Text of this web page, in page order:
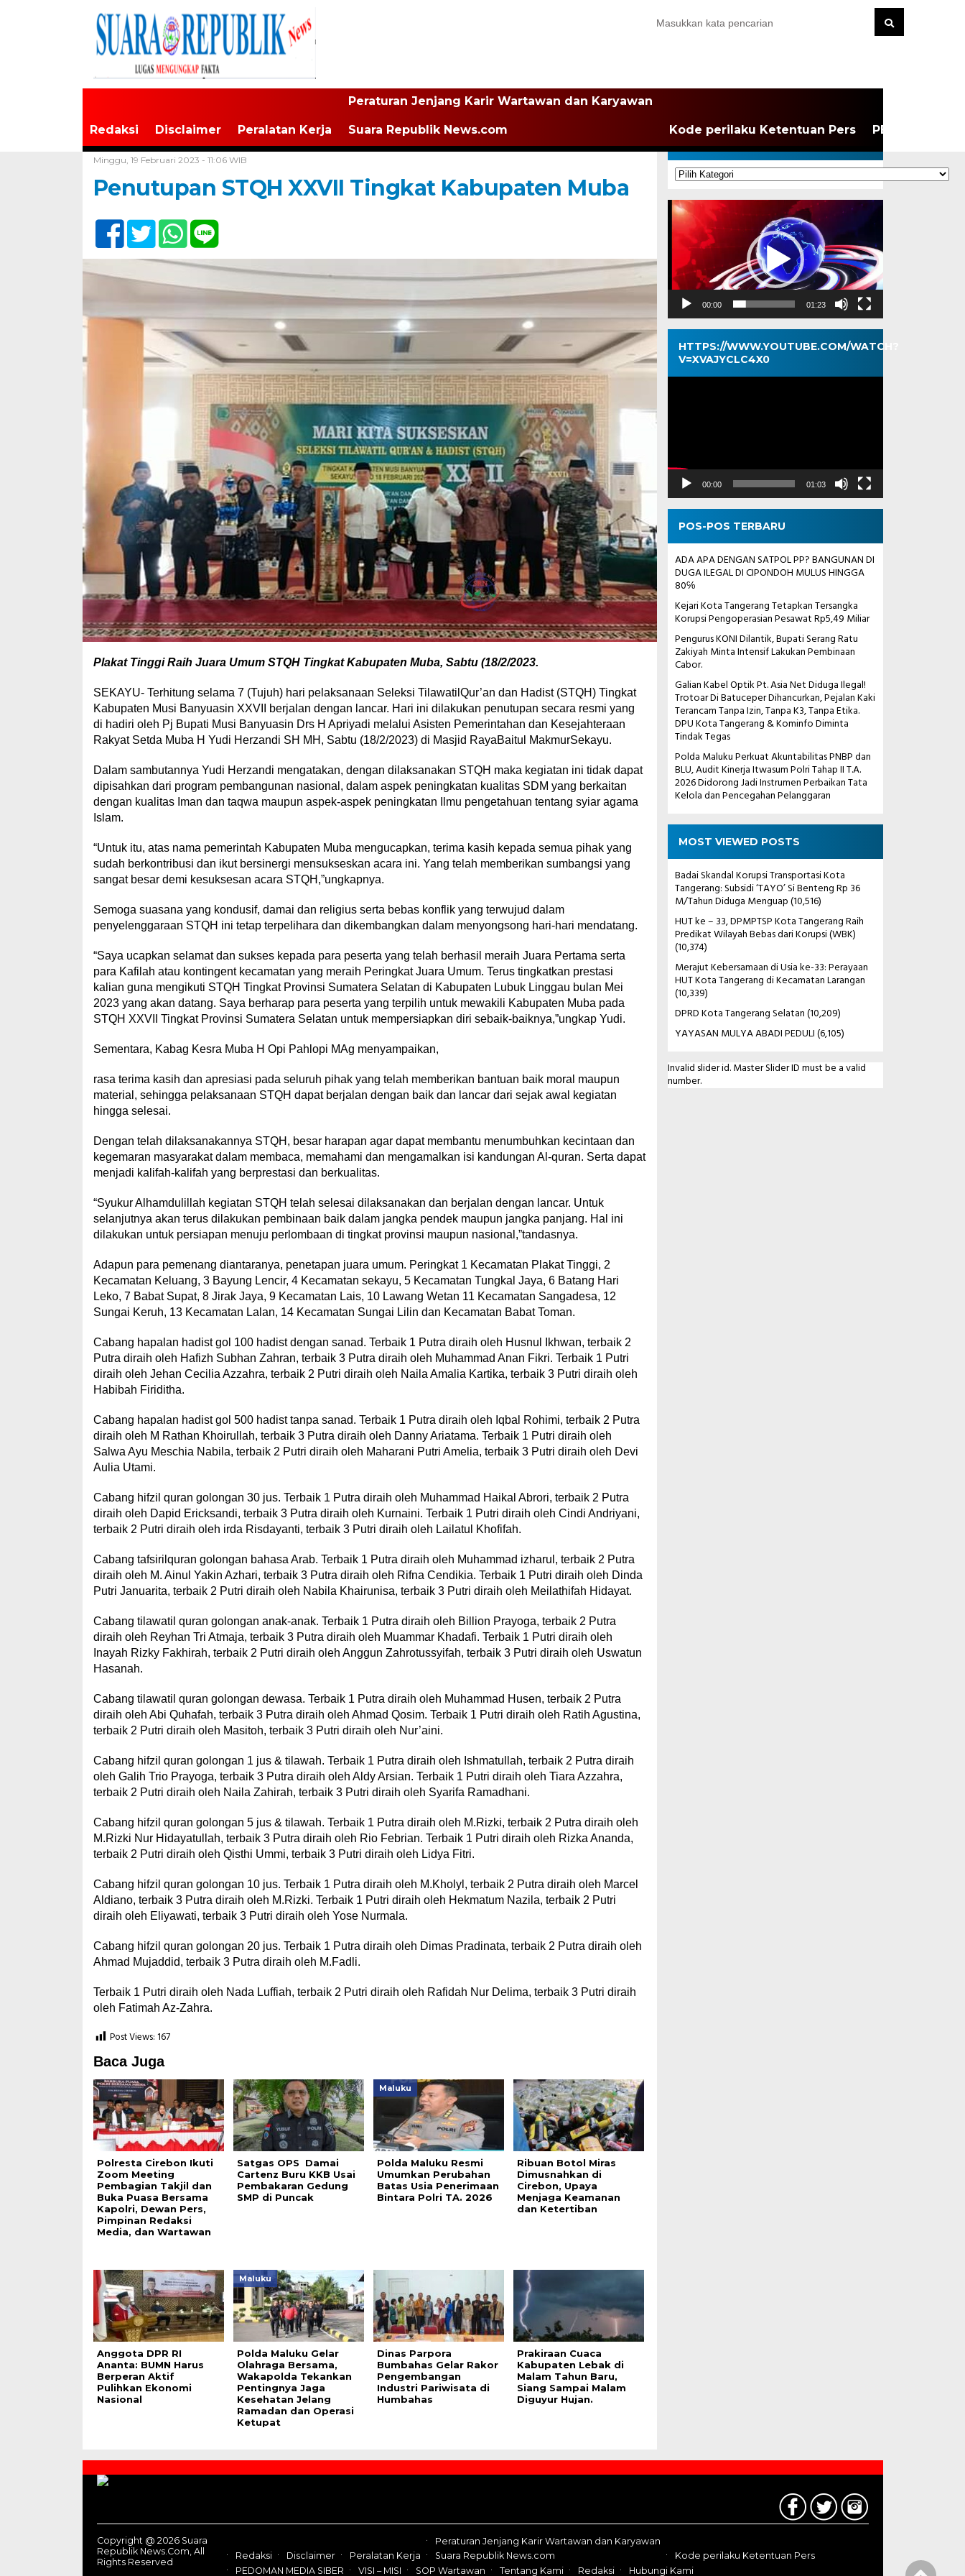
Redaksi Disclaimer Peralatan Kerja
Peraturan Jenjang Karir Wartawan dan Karyawan
Suara Republik News.com Kode perilaku Ketentuan Pers PEDOMAN
Minggu, 19 Februari 2023 - 11:06 WIB
Penutupan STQH XXVII Tingkat Kabupaten Muba
Plakat Tinggi Raih Juara Umum STQH Tingkat Kabupaten Muba, Sabtu (18/2/2023.
SEKAYU- Terhitung selama 7 (Tujuh) hari pelaksanaan Seleksi TilawatilQur’an dan Hadist (STQH) Tingkat
Kabupaten Musi Banyuasin XXVII berjalan dengan lancar. Hari ini dilakukan penutupan secara resmi yang
di hadiri oleh Pj Bupati Musi Banyuasin Drs H Apriyadi melalui Asisten Pemerintahan dan Kesejahteraan
Rakyat Setda Muba H Yudi Herzandi SH MH, Sabtu (18/2/2023) di Masjid RayaBaitul MakmurSekayu.
Dalam sambutannya Yudi Herzandi mengatakan, dengan dilaksanakan STQH maka kegiatan ini tidak dapat
dipisahkan dari program pembangunan nasional, dalam aspek peningkatan kualitas SDM yang berkaitan
dengan kualitas Iman dan taqwa maupun aspek-aspek peningkatan Ilmu pengetahuan tentang syiar agama
Islam.
“Untuk itu, atas nama pemerintah Kabupaten Muba mengucapkan, terima kasih kepada semua pihak yang
sudah berkontribusi dan ikut bersinergi mensukseskan acara ini. Yang telah memberikan sumbangsi yang
sangat besar demi kesuksesan acara STQH,”ungkapnya.
Semoga suasana yang kondusif, damai dan religius serta bebas konflik yang terwujud dalam
penyelenggaraan STQH ini tetap terpelihara dan dikembangkan dalam menyongsong hari-hari mendatang.⁣
“Saya ucapkan selamat dan sukses kepada para peserta yang telah berhasil meraih Juara Pertama serta
para Kafilah atau kontingent kecamatan yang meraih Peringkat Juara Umum. Terus tingkatkan prestasi
kalian guna mengikuti STQH Tingkat Provinsi Sumatera Selatan di Kabupaten Lubuk Linggau bulan Mei
2023 yang akan datang. Saya berharap para peserta yang terpilih untuk mewakili Kabupaten Muba pada
STQH XXVII Tingkat Provinsi Sumatera Selatan untuk mempersiapkan diri sebaik-baiknya,”ungkap Yudi.
Sementara, Kabag Kesra Muba H Opi Pahlopi MAg menyampaikan,
rasa terima kasih dan apresiasi pada seluruh pihak yang telah memberikan bantuan baik moral maupun
material, sehingga pelaksanaan STQH dapat berjalan dengan baik dan lancar dari sejak awal kegiatan
hingga selesai.
Dengan telah dilaksanakannya STQH, besar harapan agar dapat membantu menumbuhkan kecintaan dan
kegemaran masyarakat dalam membaca, memahami dan mengamalkan isi kandungan Al-quran. Serta dapat
menjadi kalifah-kalifah yang berprestasi dan berkualitas.
“Syukur Alhamdulillah kegiatan STQH telah selesai dilaksanakan dan berjalan dengan lancar. Untuk
selanjutnya akan terus dilakukan pembinaan baik dalam jangka pendek maupun jangka panjang. Hal ini
dilakukan untuk persiapan menuju perlombaan di tingkat provinsi maupun nasional,”tandasnya.
Adapun para pemenang diantaranya, penetapan juara umum. Peringkat 1 Kecamatan Plakat Tinggi, 2
Kecamatan Keluang, 3 Bayung Lencir, 4 Kecamatan sekayu, 5 Kecamatan Tungkal Jaya, 6 Batang Hari
Leko, 7 Babat Supat, 8 Jirak Jaya, 9 Kecamatan Lais, 10 Lawang Wetan 11 Kecamatan Sangadesa, 12
Sungai Keruh, 13 Kecamatan Lalan, 14 Kecamatan Sungai Lilin dan Kecamatan Babat Toman.
Cabang hapalan hadist gol 100 hadist dengan sanad. Terbaik 1 Putra diraih oleh Husnul Ikhwan, terbaik 2
Putra diraih oleh Hafizh Subhan Zahran, terbaik 3 Putra diraih oleh Muhammad Anan Fikri. Terbaik 1 Putri
diraih oleh Jehan Cecilia Azzahra, terbaik 2 Putri diraih oleh Naila Amalia Kartika, terbaik 3 Putri diraih oleh
Habibah Firiditha.
Cabang hapalan hadist gol 500 hadist tanpa sanad. Terbaik 1 Putra diraih oleh Iqbal Rohimi, terbaik 2 Putra
diraih oleh M Rathan Khoirullah, terbaik 3 Putra diraih oleh Danny Ariatama. Terbaik 1 Putri diraih oleh
Salwa Ayu Meschia Nabila, terbaik 2 Putri diraih oleh Maharani Putri Amelia, terbaik 3 Putri diraih oleh Devi
Aulia Utami.
Cabang hifzil quran golongan 30 jus. Terbaik 1 Putra diraih oleh Muhammad Haikal Abrori, terbaik 2 Putra
diraih oleh Dapid Ericksandi, terbaik 3 Putra diraih oleh Kurnaini. Terbaik 1 Putri diraih oleh Cindi Andriyani,
terbaik 2 Putri diraih oleh irda Risdayanti, terbaik 3 Putri diraih oleh Lailatul Khofifah.
Cabang tafsirilquran golongan bahasa Arab. Terbaik 1 Putra diraih oleh Muhammad izharul, terbaik 2 Putra
diraih oleh M. Ainul Yakin Azhari, terbaik 3 Putra diraih oleh Rifna Cendikia. Terbaik 1 Putri diraih oleh Dinda
Putri Januarita, terbaik 2 Putri diraih oleh Nabila Khairunisa, terbaik 3 Putri diraih oleh Meilathifah Hidayat.
Cabang tilawatil quran golongan anak-anak. Terbaik 1 Putra diraih oleh Billion Prayoga, terbaik 2 Putra
diraih oleh Reyhan Tri Atmaja, terbaik 3 Putra diraih oleh Muammar Khadafi. Terbaik 1 Putri diraih oleh
Inayah Rizky Fakhirah, terbaik 2 Putri diraih oleh Anggun Zahrotussyifah, terbaik 3 Putri diraih oleh Uswatun
Hasanah.
Cabang tilawatil quran golongan dewasa. Terbaik 1 Putra diraih oleh Muhammad Husen, terbaik 2 Putra
diraih oleh Abi Quhafah, terbaik 3 Putra diraih oleh Ahmad Qosim. Terbaik 1 Putri diraih oleh Ratih Agustina,
terbaik 2 Putri diraih oleh Masitoh, terbaik 3 Putri diraih oleh Nur’aini.
Cabang hifzil quran golongan 1 jus & tilawah. Terbaik 1 Putra diraih oleh Ishmatullah, terbaik 2 Putra diraih
oleh Galih Trio Prayoga, terbaik 3 Putra diraih oleh Aldy Arsian. Terbaik 1 Putri diraih oleh Tiara Azzahra,
terbaik 2 Putri diraih oleh Naila Zahirah, terbaik 3 Putri diraih oleh Syarifa Ramadhani.
Cabang hifzil quran golongan 5 jus & tilawah. Terbaik 1 Putra diraih oleh M.Rizki, terbaik 2 Putra diraih oleh
M.Rizki Nur Hidayatullah, terbaik 3 Putra diraih oleh Rio Febrian. Terbaik 1 Putri diraih oleh Rizka Ananda,
terbaik 2 Putri diraih oleh Qisthi Ummi, terbaik 3 Putri diraih oleh Lidya Fitri.
Cabang hifzil quran golongan 10 jus. Terbaik 1 Putra diraih oleh M.Kholyl, terbaik 2 Putra diraih oleh Marcel
Aldiano, terbaik 3 Putra diraih oleh M.Rizki. Terbaik 1 Putri diraih oleh Hekmatum Nazila, terbaik 2 Putri
diraih oleh Eliyawati, terbaik 3 Putri diraih oleh Yose Nurmala.
Cabang hifzil quran golongan 20 jus. Terbaik 1 Putra diraih oleh Dimas Pradinata, terbaik 2 Putra diraih oleh
Ahmad Mujaddid, terbaik 3 Putra diraih oleh M.Fadli.
Terbaik 1 Putri diraih oleh Nada Luffiah, terbaik 2 Putri diraih oleh Rafidah Nur Delima, terbaik 3 Putri diraih
oleh Fatimah Az-Zahra.
Post Views: 167
Baca Juga
Polresta Cirebon Ikuti
Zoom Meeting
Pembagian Takjil dan
Buka Puasa Bersama
Kapolri, Dewan Pers,
Pimpinan Redaksi
Media, dan Wartawan
Satgas OPS Damai
Cartenz Buru KKB Usai
Pembakaran Gedung
SMP di Puncak
Maluku
Polda Maluku Resmi
Umumkan Perubahan
Batas Usia Penerimaan
Bintara Polri TA. 2026
Ribuan Botol Miras
Dimusnahkan di
Cirebon, Upaya
Menjaga Keamanan
dan Ketertiban
Anggota DPR RI
Ananta: BUMN Harus
Berperan Aktif
Pulihkan Ekonomi
Nasional
Maluku
Polda Maluku Gelar
Olahraga Bersama,
Wakapolda Tekankan
Pentingnya Jaga
Kesehatan Jelang
Ramadan dan Operasi
Ketupat
Dinas Parpora
Bumbahas Gelar Rakor
Pengembangan
Industri Pariwisata di
Humbahas
Prakiraan Cuaca
Kabupaten Lebak di
Malam Tahun Baru,
Siang Sampai Malam
Diguyur Hujan.
KATEGORI
Kategori
Pemutar
Video
00:00 01:23
HTTPS://WWW.YOUTUBE.COM/WATCH?
V=XVAJYCLC4X0
Pemutar
00:00 01:03
POS-POS TERBARU
ADA APA DENGAN SATPOL PP? BANGUNAN DI
DUGA ILEGAL DI CIPONDOH MULUS HINGGA
80℅
Kejari Kota Tangerang Tetapkan Tersangka
Korupsi Pengoperasian Pesawat Rp5,49 Miliar
Pengurus KONI Dilantik, Bupati Serang Ratu
Zakiyah Minta Intensif Lakukan Pembinaan
Cabor.
Galian Kabel Optik Pt. Asia Net Diduga Ilegal!
Trotoar Di Batuceper Dihancurkan, Pejalan Kaki
Terancam Tanpa Izin, Tanpa K3, Tanpa Etika.
DPU Kota Tangerang & Kominfo Diminta
Tindak Tegas
Polda Maluku Perkuat Akuntabilitas PNBP dan
BLU, Audit Kinerja Itwasum Polri Tahap II T.A.
2026 Didorong Jadi Instrumen Perbaikan Tata
Kelola dan Pencegahan Pelanggaran
MOST VIEWED POSTS
Badai Skandal Korupsi Transportasi Kota
Tangerang: Subsidi ‘TAYO’ Si Benteng Rp 36
M/Tahun Diduga Menguap(10,516)
HUT ke – 33, DPMPTSP Kota Tangerang Raih
Predikat Wilayah Bebas dari Korupsi (WBK)
(10,374)
Merajut Kebersamaan di Usia ke-33: Perayaan
HUT Kota Tangerang di Kecamatan Larangan
(10,339)
DPRD Kota Tangerang Selatan(10,209)
YAYASAN MULYA ABADI PEDULI(6,105)
Invalid slider id. Master Slider ID must be a valid
number.
Copyright @ 2026 Suara
Republik News.Com, All
Rights Reserved
Redaksi Disclaimer Peralatan Kerja
Peraturan Jenjang Karir Wartawan dan Karyawan
Suara Republik News.com
Kode perilaku Ketentuan Pers
PEDOMAN MEDIA SIBER
VISI – MISI SOP Wartawan Tentang Kami Redaksi Hubungi Kami